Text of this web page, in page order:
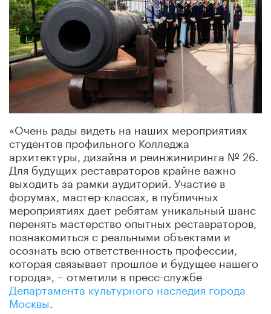
«Очень рады видеть на наших мероприятиях
студентов профильного Колледжа
архитектуры, дизайна и реинжиниринга № 26.
Для будущих реставраторов крайне важно
выходить за рамки аудиторий. Участие в
форумах, мастер-классах, в публичных
мероприятиях дает ребятам уникальный шанс
перенять мастерство опытных реставраторов,
познакомиться с реальными объектами и
осознать всю ответственность профессии,
которая связывает прошлое и будущее нашего
города», – отметили в пресс-службе
Департамента культурного наследия города
Москвы